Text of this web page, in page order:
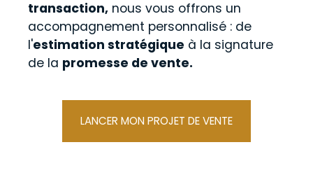
transaction, nous vous offrons un
accompagnement personnalisé : de
l'estimation stratégique à la signature
de la promesse de vente.
LANCER MON PROJET DE VENTE